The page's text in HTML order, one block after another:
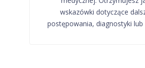
wskazówki dotyczące
postępowania, diagnostyki lub